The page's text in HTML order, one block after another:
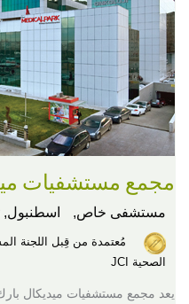
مجمع مستشفيات
مستشفى خاص, اسطنبول,
مُعتمدة من قِبل اللجنة
الصحية JCI
يعد مجمع مستشفيات ميديكال